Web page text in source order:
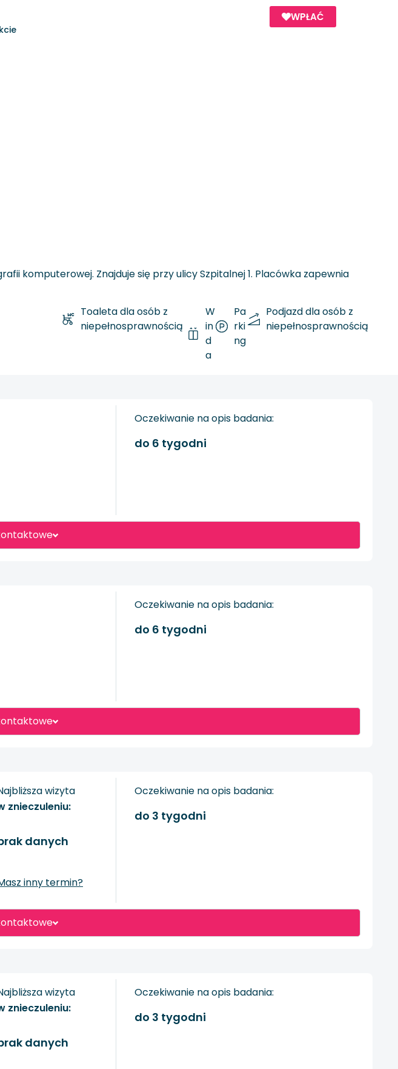
WPŁAĆ
komputerowej. Znajduje się przy ulicy Szpitalnej 1. Placówka zapewnia
Toaleta dla osób z
niepełnosprawnością
W
in
d
a
Pa
rki
ng
Podjazd dla osób z
niepełnosprawnością
Oczekiwanie na opis badania:
do 6 tygodni
Oczekiwanie na opis badania:
do 6 tygodni
wizyta
znieczuleniu:
danych
inny termin?
Oczekiwanie na opis badania:
do 3 tygodni
wizyta
znieczuleniu:
danych
Oczekiwanie na opis badania:
do 3 tygodni